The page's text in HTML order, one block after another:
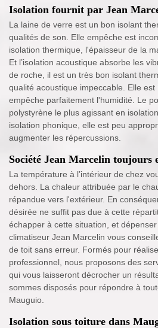
Isolation fournit par Jean
La laine de verre est un bon isolant
qualités de son. Elle empêche est
isolation thermique, l'épaisseur de la
Et l’isolation acoustique absorbe les
de roche, il est un très bon isolant
qualité acoustique impeccable. Elle
empêche parfaitement l'humidité. Le
polystyrène le plus agissant en
isolation phonique, elle est peu
augmenter les répercussions.
Société Jean Marcelin toujours
La température à l’intérieur de chez
dehors. La chaleur attribuée par le
répandue vers l'extérieur. En
désirée ne suffit pas due à cette
échapper à cette situation, et
climatiseur Jean Marcelin vous
de toit sans erreur. Formés pour
professionnel, nous proposons des
qui vous laisseront décrocher un
sommes disposés pour répondre à
Mauguio.
Isolation sous toiture dans